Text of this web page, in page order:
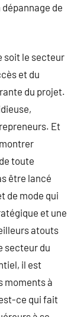
de
soit le secteur
et du
du projet.
Et
toute
être lancé
de mode qui
et une
atouts
secteur du
il est
moments à
ce qui fait